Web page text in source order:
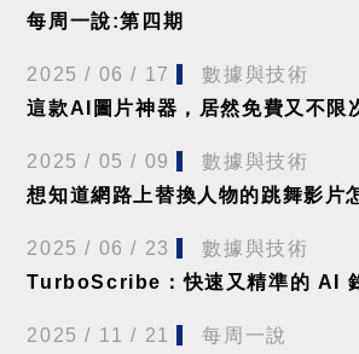
每周一說:第四期
2025 / 06 / 17
數據與技術
這款AI圖片神器，居然免費又不限
2025 / 05 / 09
數據與技術
想知道網路上替換人物的跳舞影片
2025 / 06 / 23
數據與技術
TurboScribe：快速又精準的 AI
2025 / 11 / 21
每周一說